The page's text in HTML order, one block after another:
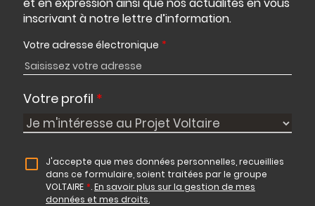
inscrivant à notre lettre d’information.
Votre adresse électronique *
Votre profil *
J'accepte que mes données personnelles, recueillies
dans ce formulaire, soient traitées par le groupe
VOLTAIRE *.En savoir plus sur la gestion de mes
données et mes droits.